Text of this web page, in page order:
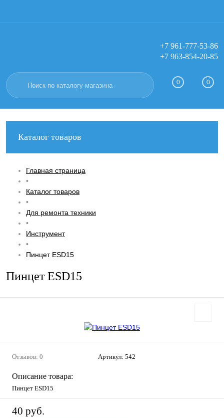
Вход Регистрация
+7 961-777-53-86
+7 963-854-20-85
0 0
Каталог товаров
Главная страница
•
Каталог товаров
•
Для ремонта техники
•
Инструмент
•
Пинцет ESD15
Пинцет ESD15
Отзывов: 0 Артикул: 542
Описание товара:
Пинцет ESD15
40 руб.